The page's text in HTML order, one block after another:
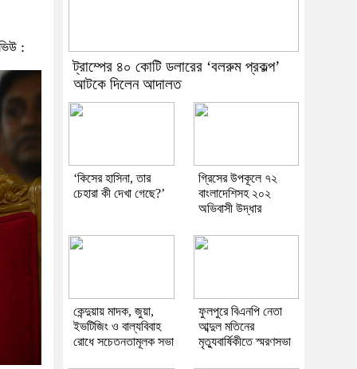
:
ট্রাম্পের ৪০ কোটি ডলারের ‘বলরুম প্রকল্প’
আটকে দিলেন আদালত
‘কিসের হাসিনা, তার
চেহারা কী দেখা গেছে?’
গ্রিসের উপকূলে ৭২
বাংলাদেশিসহ ২০২
অভিবাসী উদ্ধার
কেন্দুয়ায় মাদক, জুয়া,
ইভটিজিং ও বাল্যবিবাহ
রোধে সচেতনতামূলক সভা
ফুলপুরে বিএনপি নেতা
আব্দুল মতিনের
মৃত্যুবার্ষিকীতে স্মরণসভা